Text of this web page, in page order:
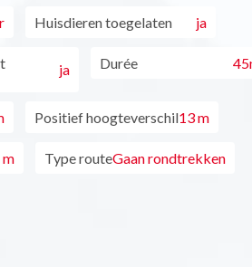
Huisdieren toegelaten ja
ja Durée
Positief hoogteverschil13 m
Type routeGaan rondtrekken